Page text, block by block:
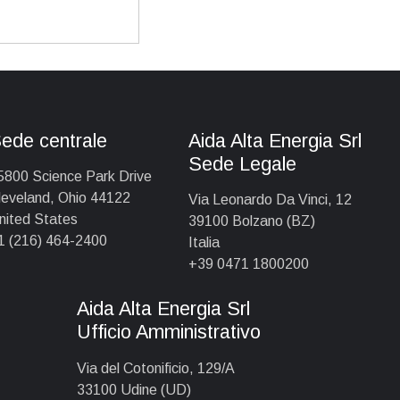
centrale
Science Park Drive
Ohio 44122
States
(216) 464-2400
Aida Alta Energia Srl
Sede Legale
Via Leonardo Da Vinci, 12
39100 Bolzano (BZ)
Italia
+39 0471 1800200
Aida Alta Energia Srl
Ufficio Amministrativo
Via del Cotonificio, 129/A
33100 Udine (UD)